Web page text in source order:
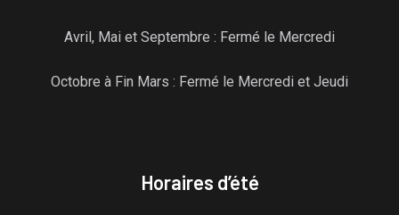
Avril, Mai et Septembre : Fermé le Mercredi
Octobre à Fin Mars : Fermé le Mercredi et Jeudi
Horaires d’été